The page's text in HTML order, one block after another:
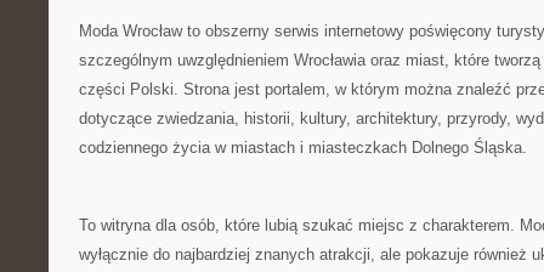
Moda Wrocław to obszerny serwis internetowy poświęcony
szczególnym uwzględnieniem Wrocławia oraz miast, które
części Polski. Strona jest portalem, w którym można znaleźć
dotyczące zwiedzania, historii, kultury, architektury, przyrody,
codziennego życia w miastach i miasteczkach Dolnego Śląska.
To witryna dla osób, które lubią szukać miejsc z charakterem.
wyłącznie do najbardziej znanych atrakcji, ale pokazuje również